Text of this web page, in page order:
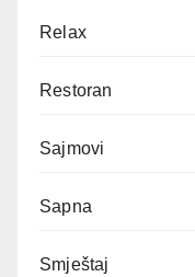
Relax
Restoran
Sajmovi
Sapna
Smještaj